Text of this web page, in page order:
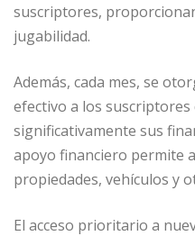
suscriptores,
jugabilidad.
Además, cada mes, se
efectivo a los
significativamente sus
apoyo financiero permite
propiedades, vehículos y
El acceso prioritario a